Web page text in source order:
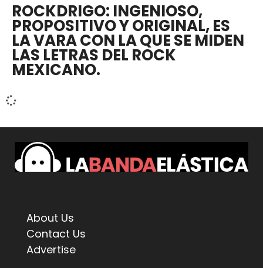
ROCKDRIGO: INGENIOSO,
PROPOSITIVO Y ORIGINAL, ES
LA VARA CON LA QUE SE MIDEN
LAS LETRAS DEL ROCK
MEXICANO.
About Us
Contact Us
Advertise